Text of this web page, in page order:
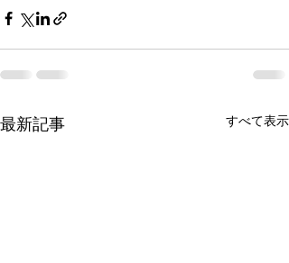
最新記事 すべて表示